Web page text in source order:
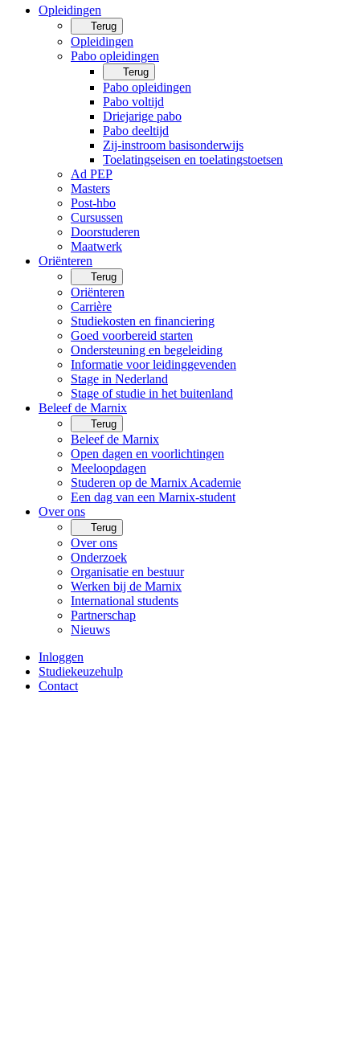
Opleidingen
Terug
Opleidingen
Pabo opleidingen
Terug
Pabo opleidingen
Pabo voltijd
Driejarige pabo
Pabo deeltijd
Zij-instroom basisonderwijs
Toelatingseisen en toelatingstoetsen
Ad PEP
Masters
Post-hbo
Cursussen
Doorstuderen
Maatwerk
Oriënteren
Terug
Oriënteren
Carrière
Studiekosten en financiering
Goed voorbereid starten
Ondersteuning en begeleiding
Informatie voor leidinggevenden
Stage in Nederland
Stage of studie in het buitenland
Beleef de Marnix
Terug
Beleef de Marnix
Open dagen en voorlichtingen
Meeloopdagen
Studeren op de Marnix Academie
Een dag van een Marnix-student
Over ons
Terug
Over ons
Onderzoek
Organisatie en bestuur
Werken bij de Marnix
International students
Partnerschap
Nieuws
Inloggen
Studiekeuzehulp
Contact